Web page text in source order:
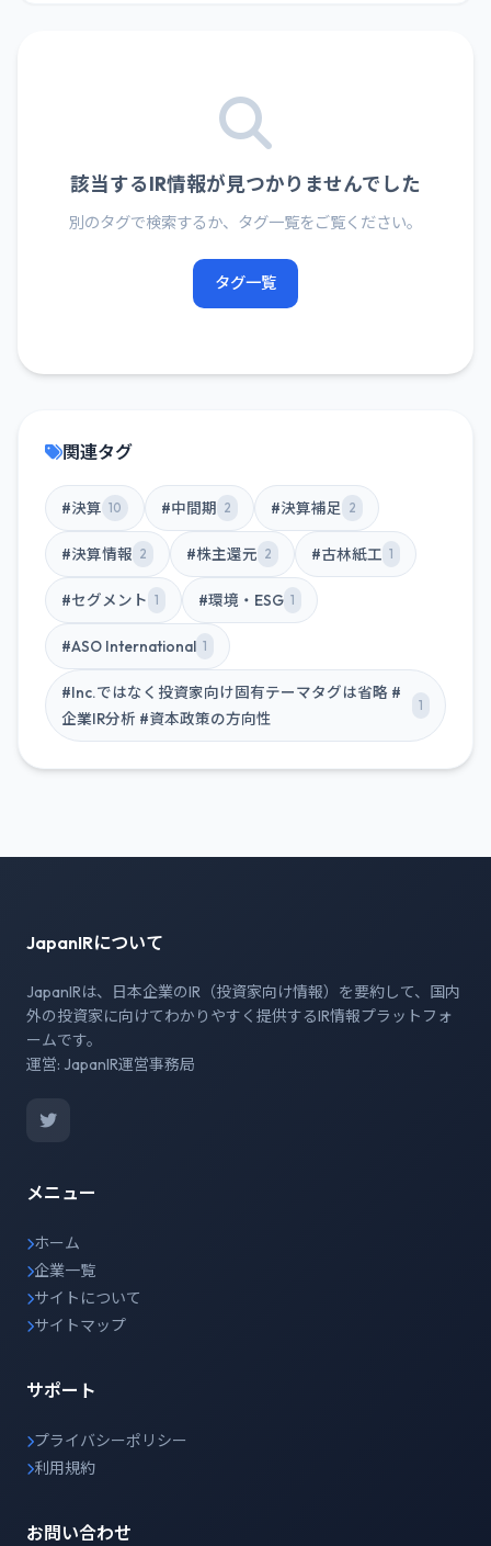
該当するIR情報が見つかりませんでした
別のタグで検索するか、タグ一覧をご覧ください。
タグ一覧
関連タグ
#決算 10 #中間期 2 #決算補足 2
#決算情報 2 #株主還元 2 #古林紙工 1
#セグメント 1 #環境・ESG 1
#ASO International 1
#Inc.ではなく投資家向け固有テーマタグは省略 #
企業IR分析 #資本政策の方向性
1
JapanIRについて
JapanIRは、日本企業のIR（投資家向け情報）を要約して、国内
外の投資家に向けてわかりやすく提供するIR情報プラットフォ
ームです。
運営: JapanIR運営事務局
メニュー
ホーム
企業一覧
サイトについて
サイトマップ
サポート
プライバシーポリシー
利用規約
お問い合わせ